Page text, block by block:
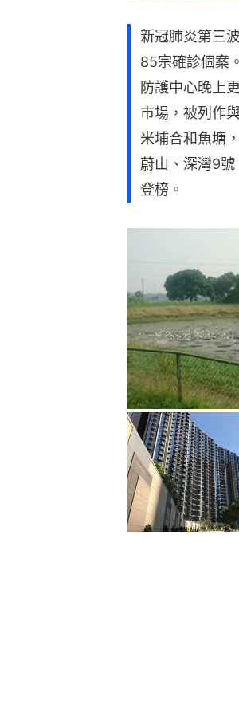
新冠肺炎第三
85宗確診個案
防護中心晚上
市場，被列作
米埔合和魚塘
蔚山、深灣9
登榜。